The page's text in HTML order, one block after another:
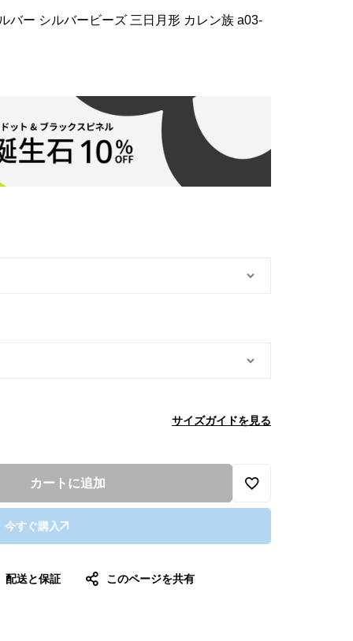
バー シルバービーズ 三日月形 カレン族 a03-
サイズガイドを見る
カートに追加
今すぐ購入
配送と保証 このページを共有